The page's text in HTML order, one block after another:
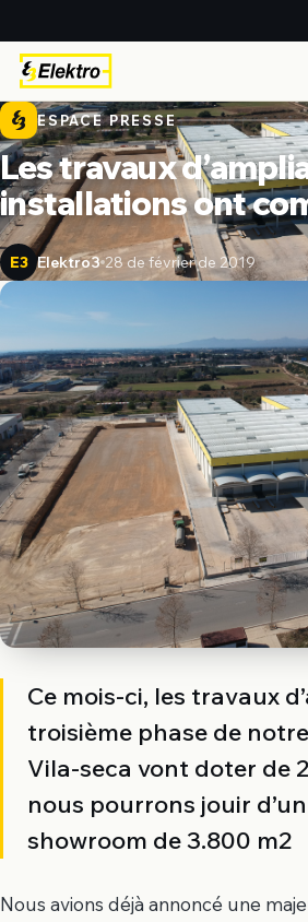
ESPACE PRESSE
Les travaux
installations ont
E3 Elektro3 28 de février de 2019
Ce mois-ci, les travaux
troisième phase de
Vila-seca vont doter de
nous pourrons jouir
showroom de 3.800 m2
Nous avions déjà annoncé une